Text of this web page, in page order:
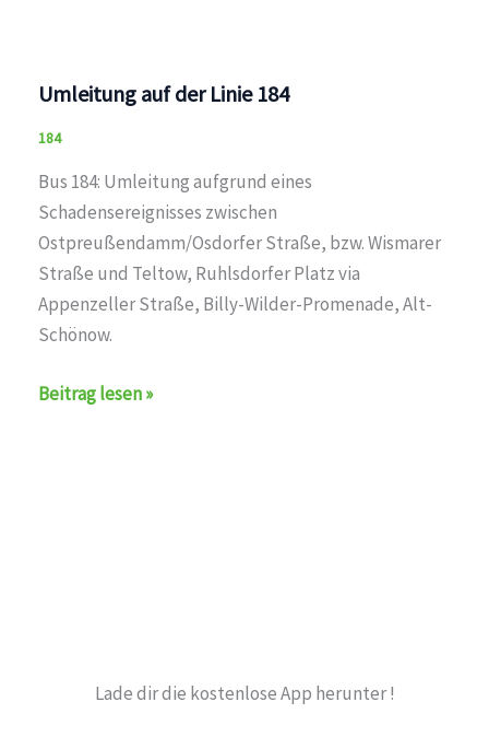
Umleitung auf der Linie 184
184
Bus 184: Umleitung aufgrund eines
Schadensereignisses zwischen
Ostpreußendamm/Osdorfer Straße, bzw. Wismarer
Straße und Teltow, Ruhlsdorfer Platz via
Appenzeller Straße, Billy-Wilder-Promenade, Alt-
Schönow.
Umleitung
Beitrag lesen »
Lade dir die kostenlose App herunter !